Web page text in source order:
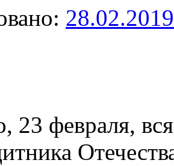
28.02.2019
23 февраля,